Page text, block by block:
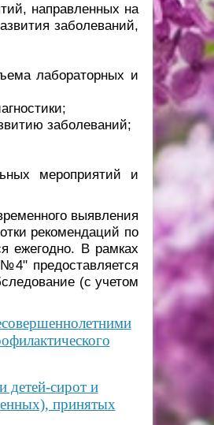
направленных на
заболеваний,
лабораторных и
заболеваний;
мероприятий и
выявления
рекомендаций по
ежегодно. В рамках
предоставляется
(с учетом
детей-сирот и
принятых